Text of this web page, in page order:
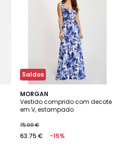
Saldos
MORGAN
Vestido comprido com decote
em V, estampado
75.00 €
63.75 € -15%